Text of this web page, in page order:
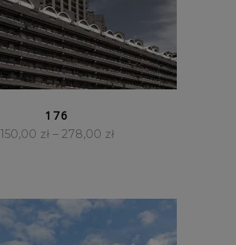
176
150,00 zł – 278,00 zł